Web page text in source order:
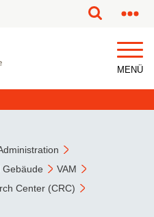
MENÜ
Gebäude
VAM
Center (CRC)